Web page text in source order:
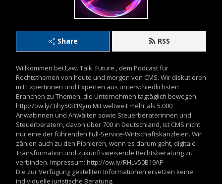
Share RSS
Willkommen bei Law. Talk. Future., dem Podcast für
Rechtsthemen von heute und morgen von CMS. Wir diskutieren
mit Expertinnen und Experten aus unterschiedlichsten
Branchen zu Themen, die Unternehmen tagtäglich bewegen:
http://ow.ly/3ihy50B19ym Mit weltweit mehr als 5.000
Anwältinnen und Anwälten sowie Steuerberaterinnen und
Steuerberatern, davon über 700 in Deutschland, ist CMS nicht
nur eine der führenden Full-Service-Wirtschaftskanzleien. Wir
zählen auch zu den Pionieren, wenn es darum geht, digitale
Transformation und zukunftsweisende Rechtsberatung zu
verbinden. Impressum: http://ow.ly/RHLv50B19AP
Die zur Verfügung gestellten Informationen ersetzen keine
individuelle juristische Beratung.